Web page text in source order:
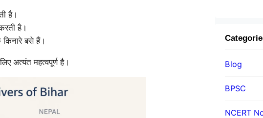
है।
है।
बसे हैं।
अत्यंत महत्वपूर्ण है। Blog
BPSC
NCERT